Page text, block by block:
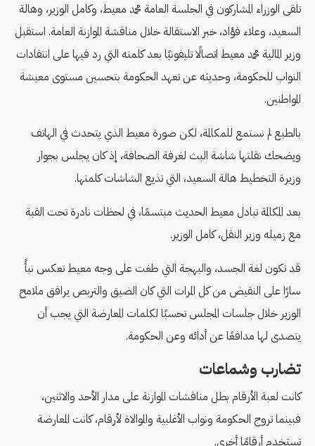
تلقى الوزراء المشاركون في الجلسة العامة محمد معيط، وكامل الوزير، وهالة
السعيد، وعلاء فؤاد، خبر الاستقالة خلال مناقشة الموازنة العامة. استقبل
وزير المالية محمد معيط اتصالًا تليفونيًا بعد كلمته التي رد فيها على انتقادات
النواب للحكومة، وحديثه عن تعهد الحكومة بتحسين مستوى معيشة
المواطنين.
بالطبع لم نستمع للمكالمة، لكن صورة معيط الذي يتحدث في الهاتف
ويضحك نقلتها شاشة البث لغرفة الصحافة، إذ كان يجلس بجوار
وزيرة التخطيط هالة السعيد، التي تذيع الشاشات كلمتها.
بعد المكالمة تبادل معيط الحديث مبتسمًا، في لحظات نادرة تحت القبة
مع زميله وزير النقل، كامل الوزير.
قد تكون لغة الجسد، والبهجة التي طغت على وجه معيط تعكس نبأً
سارًا على النقيض من كل المرات التي كان الضيق والتربص يرافق ملامح
الوزير خلال جلسات المجلس تحسبًا لكلمات المعارضة التي يجب أن
يتصدى لها مدافعًا عن أدائه وعن الحكومة.
تضارب وشماعات
كانت لعبة الأرقام بطل مناقشات الموازنة على مدار الأحد والاثنين،
فبينما تروج الحكومة ونواب الأغلبية والموالاة لأرقام، كانت المعارضة
تستخدم أرقامًا أخرى.